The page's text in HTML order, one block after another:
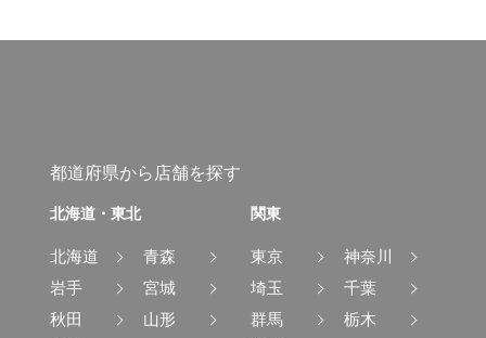
都道府県から店舗を探す
北海道・東北
北海道
青森
岩手
宮城
秋田
山形
関東
東京
神奈川
埼玉
千葉
群馬
栃木